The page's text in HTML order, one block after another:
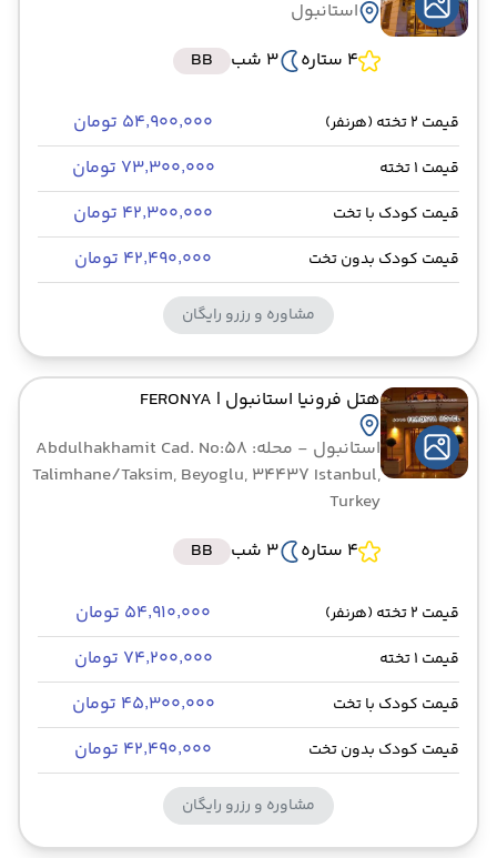
استانبول
4 ستاره
3 شب BB
قیمت 2 تخته (هرنفر) ۵۴٬۹۰۰٬۰۰۰ تومان
قیمت 1 تخته ۷۳٬۳۰۰٬۰۰۰ تومان
قیمت کودک با تخت ۴۲٬۳۰۰٬۰۰۰ تومان
قیمت کودک بدون تخت ۴۲٬۴۹۰٬۰۰۰ تومان
مشاوره و رزرو رایگان
هتل فرونیا استانبول | FERONYA
استانبول
- محله: Abdulhakhamit Cad. No:58
Talimhane/Taksim, Beyoglu, 34437 Istanbul,
Turkey
4 ستاره
3 شب BB
قیمت 2 تخته (هرنفر) ۵۴٬۹۱۰٬۰۰۰ تومان
قیمت 1 تخته ۷۴٬۲۰۰٬۰۰۰ تومان
قیمت کودک با تخت ۴۵٬۳۰۰٬۰۰۰ تومان
قیمت کودک بدون تخت ۴۲٬۴۹۰٬۰۰۰ تومان
مشاوره و رزرو رایگان